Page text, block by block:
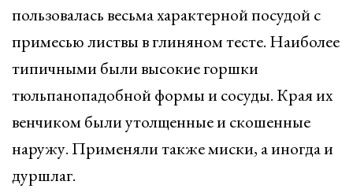
пользовалась весьма характерной посудой с
примесью листвы в глиняном тесте. Наиболее
типичными были высокие горшки
тюльпанопадобной формы и сосуды. Края их
венчиком были утолщенные и скошенные
наружу. Применяли также миски, а иногда и
дуршлаг.